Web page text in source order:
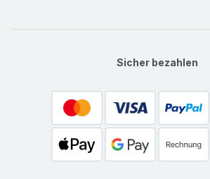
Sicher bezahlen